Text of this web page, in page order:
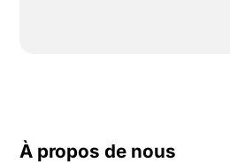
À propos de nous